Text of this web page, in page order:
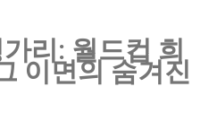
in EFL Championship
업데이트를 제공하는 뉴스로,
다. Chris Davies: Birmingham
try to "be themselves" away
리: 월드컵 희
이면의 숨겨진